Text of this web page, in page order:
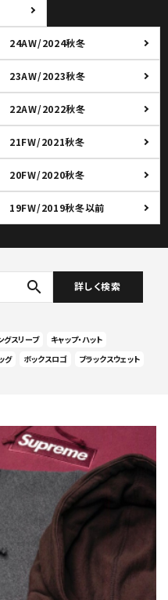
24AW/2024秋冬
23AW/2023秋冬
22AW/2022秋冬
21FW/2021秋冬
20FW/2020秋冬
19FW/2019秋冬以前
search 詳しく検索
グスリーブ
キャップ・ハット
グ ボックスロゴ ブラックスウェット